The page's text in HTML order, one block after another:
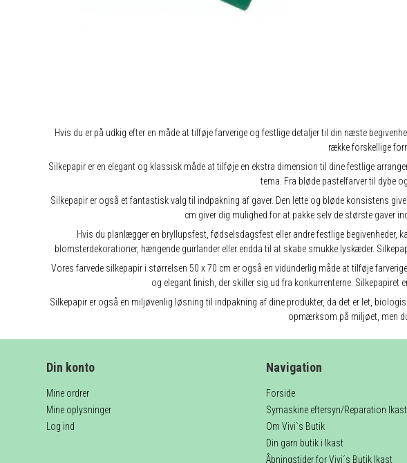
Hvis du er på udkig efter en måde at tilføje farverige og festlige detaljer til din næste
række forskellige
Silkepapir er en elegant og klassisk måde at tilføje en ekstra dimension til dine festlige
tema. Fra bløde pastelfarver til dybe
Silkepapir er også et fantastisk valg til indpakning af gaver. Den lette og bløde konsistens
cm giver dig mulighed for at pakke selv de største gaver
Hvis du planlægger en bryllupsfest, fødselsdagsfest eller andre festlige begivenheder,
blomsterdekorationer, hængende guirlander eller endda til at skabe smukke lyskæder.
Vores farvede silkepapir i størrelsen 50 x 70 cm er også en vidunderlig måde at tilføje
og elegant finish, der skiller sig ud fra konkurrenterne.
Silkepapir er også en miljøvenlig løsning til indpakning af dine produkter, da det er let,
opmærksom på miljøet, men
Din konto
Mine ordrer
Mine oplysninger
Log ind
Navigation
Forside
Symaskine eftersyn/Reparation Ikast
Om Vivi`s Butik
Din garn butik i Ikast
Åbningstider for Vivi´s Butik Ikast